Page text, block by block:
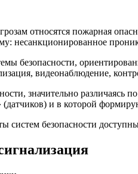
относятся пожарная
несанкционированное
безопасности,
видеонаблюдение,
значительно различаясь
(датчиков) и в которой
систем безопасности